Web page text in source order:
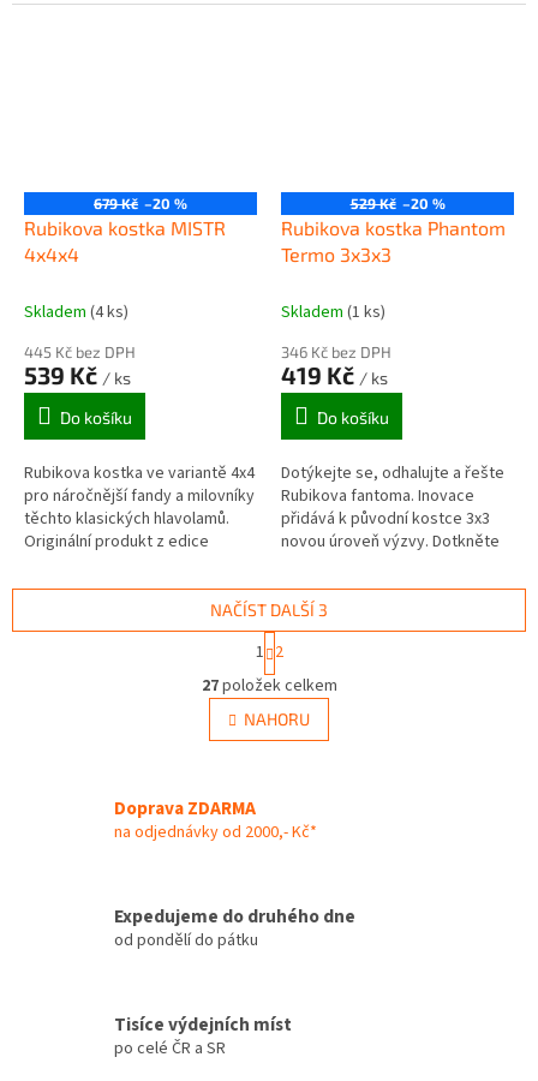
679 Kč –20 %
Rubikova kostka MISTR
4x4x4
Skladem (4 ks)
445 Kč bez DPH
539 Kč / ks
Do košíku
Rubikova kostka ve variantě 4x4
pro náročnější fandy a milovníky
těchto klasických hlavolamů.
Originální produkt z edice
převážně určená pro...
529 Kč –20 %
Rubikova kostka Phantom
Termo 3x3x3
Skladem (1 ks)
346 Kč bez DPH
419 Kč / ks
Do košíku
Dotýkejte se, odhalujte a řešte
Rubikova fantoma. Inovace
přidává k původní kostce 3x3
novou úroveň výzvy. Dotkněte
dočasně odhalili barvu.
Vyřešte...
O
v
l
á
í
k
p
i
NAČÍST DALŠÍ 3
S
t
r
á
n
k
n
í
1 2
27položek celkem
NAHORU
Doprava ZDARMA
na odjednávky od 2000,- Kč*
Expedujeme do druhého dne
od pondělí do pátku
Tisíce výdejních míst
po celé ČR a SR